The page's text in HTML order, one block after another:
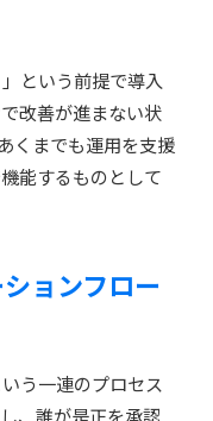
という前提で導入
改善が進まない状
くまでも運用を支援
能するものとして
ョンフロー
う一連のプロセス
、誰が是正を承認